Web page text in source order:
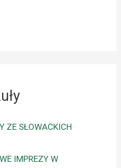
ZE SŁOWACKICH
IMPREZY W